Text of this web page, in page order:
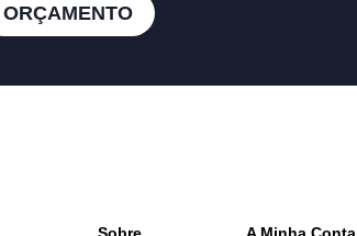
ORÇAMENTO
Sobre A Minha Conta